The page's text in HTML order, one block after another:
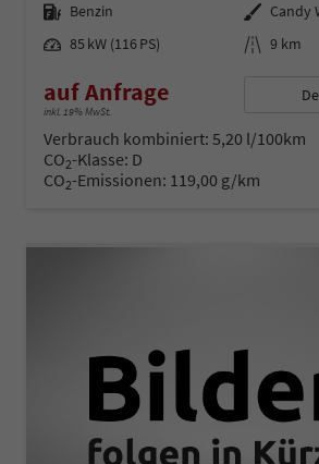
Kraftstoff Benzin Außenfarbe Candy
Leistung 85 kW (116 PS) Kilometerstand 9 km
auf Anfrage
inkl. 19% MwSt.
Verbrauch kombiniert: 5,20 l/100km
CO2-Klasse: D
CO2-Emissionen: 119,00 g/km